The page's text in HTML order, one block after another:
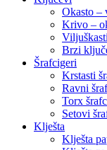
Okasto –
Krivo –
Brzi
Šrafcigeri
Krstasti
Ravni
Torx
Setovi
Klješta
Klješta